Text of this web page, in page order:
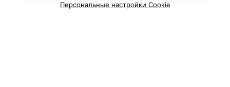
Медицинский маркетинг
Публичный договор
Персональные настройки Cookie